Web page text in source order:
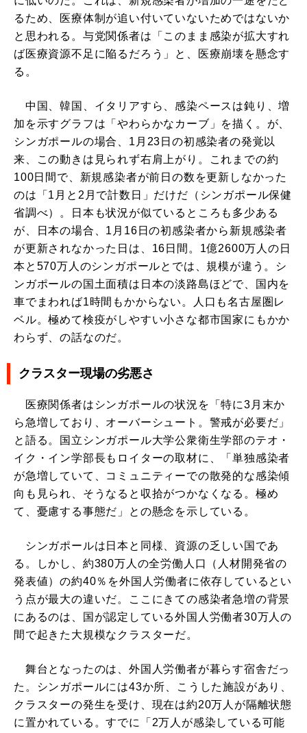
るため、医療体制が追い付いていないためではないか
と思われる。与党関係者は「このまま感染が拡大すれ
ば医療資源不足に陥るだろう」と、医療崩壊を懸念す
る。
中国、韓国、イタリアすら、感染ペースは鈍り、増
加を示すグラフは「やわらかなカーブ」を描く。が、
シンガポールの場合、1月23日の初感染者の発覚以
来、この動きは見られず右肩上がり。これまでの約
100日間で、新規感染者が前日の数を更新しなかった
のは「1月と2月で計数日」だけだ（シンガポール保健
省調べ）。日本も状況が似ているところも多少ある
が、日本の場合、1月16日の初感染者から新規感染者
が更新されなかった日は、16日間。1億2600万人の日
本と570万人のシンガポールとでは、規模が違う。シ
ンガポールの国土面積は日本の淡路島ほどで、国内を
車でまわれば1時間もかからない。人口も名古屋圏レ
ベル。極めて検疫がしやすい小さな都市国家にもかか
わらず、の話なのだ。
クラスター現場の劣悪さ
医療関係者はシンガポールの状況を「特に3月末か
ら急増しており、オーバーシュート。警戒が必要だ」
と語る。国立シンガポール大学公衆衛生学部のテオ・
イク・イン学部長もロイターの取材に、「単独感染者
が急増していて、コミュニティーでの散発的な感染傾
向も見られ、そうなると収拾がつかなくなる。極め
て、憂慮する事態だ」との懸念を示している。
シンガポールは日本と同様、資源の乏しい国であ
る。しかし、約380万人の全労働人口（人材開発省の
発表値）の約40％を外国人労働者に依存しているとい
う点が最大の違いだ。ここにきての感染者急増の背景
にあるのは、国が認定している外国人労働者30万人の
間で起きた大規模なクラスターだ。
舞台となったのは、外国人労働者が暮らす宿舎だっ
た。シンガポールには43か所、こうした施設があり、
クラスターの発生を受け、現在は約20万人が隔離状態
に置かれている。すでに「2万人が感染している可能